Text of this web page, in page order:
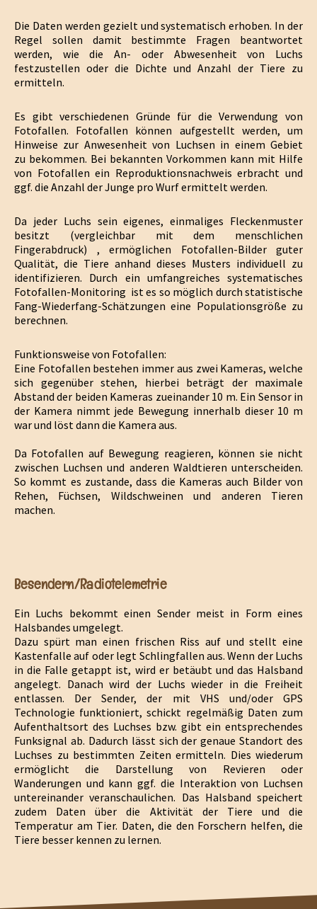
Die Daten werden gezielt und systematisch erhoben. In der
Regel sollen damit bestimmte Fragen beantwortet
werden, wie die An- oder Abwesenheit von Luchs
festzustellen oder die Dichte und Anzahl der Tiere zu
ermitteln.
Es gibt verschiedenen Gründe für die Verwendung von
Fotofallen. Fotofallen können aufgestellt werden, um
Hinweise zur Anwesenheit von Luchsen in einem Gebiet
zu bekommen. Bei bekannten Vorkommen kann mit Hilfe
von Fotofallen ein Reproduktionsnachweis erbracht und
ggf. die Anzahl der Junge pro Wurf ermittelt werden.
Da jeder Luchs sein eigenes, einmaliges Fleckenmuster
besitzt (vergleichbar mit dem menschlichen
Fingerabdruck) , ermöglichen Fotofallen-Bilder guter
Qualität, die Tiere anhand dieses Musters individuell zu
identifizieren. Durch ein umfangreiches systematisches
Fotofallen-Monitoring ist es so möglich durch statistische
Fang-Wiederfang-Schätzungen eine Populationsgröße zu
berechnen.
Funktionsweise von Fotofallen:
Eine Fotofallen bestehen immer aus zwei Kameras, welche
sich gegenüber stehen, hierbei beträgt der maximale
Abstand der beiden Kameras zueinander 10 m. Ein Sensor in
der Kamera nimmt jede Bewegung innerhalb dieser 10 m
war und löst dann die Kamera aus.
Da Fotofallen auf Bewegung reagieren, können sie nicht
zwischen Luchsen und anderen Waldtieren unterscheiden.
So kommt es zustande, dass die Kameras auch Bilder von
Rehen, Füchsen, Wildschweinen und anderen Tieren
machen.
Besendern/Radiotelemetrie
Ein Luchs bekommt einen Sender meist in Form eines
Halsbandes umgelegt.
Dazu spürt man einen frischen Riss auf und stellt eine
Kastenfalle auf oder legt Schlingfallen aus. Wenn der Luchs
in die Falle getappt ist, wird er betäubt und das Halsband
angelegt. Danach wird der Luchs wieder in die Freiheit
entlassen. Der Sender, der mit VHS und/oder GPS
Technologie funktioniert, schickt regelmäßig Daten zum
Aufenthaltsort des Luchses bzw. gibt ein entsprechendes
Funksignal ab. Dadurch lässt sich der genaue Standort des
Luchses zu bestimmten Zeiten ermitteln. Dies wiederum
ermöglicht die Darstellung von Revieren oder
Wanderungen und kann ggf. die Interaktion von Luchsen
untereinander veranschaulichen. Das Halsband speichert
zudem Daten über die Aktivität der Tiere und die
Temperatur am Tier. Daten, die den Forschern helfen, die
Tiere besser kennen zu lernen.